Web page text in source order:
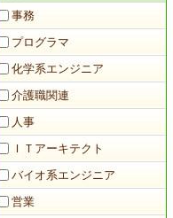
事務
プログラマ
化学系エンジニア
介護職関連
人事
ＩＴアーキテクト
バイオ系エンジニア
営業